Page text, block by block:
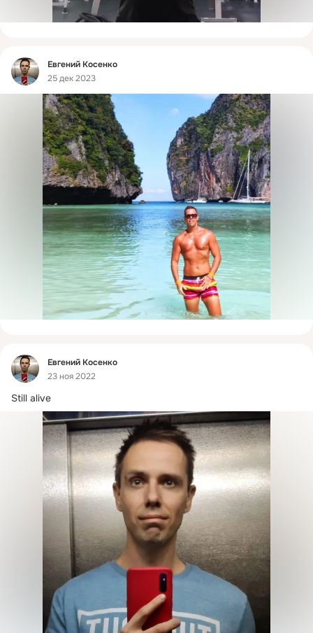
Фид
Евгений Косенко
25 дек 2023
Фид
Евгений Косенко
23 ноя 2022
Still alive